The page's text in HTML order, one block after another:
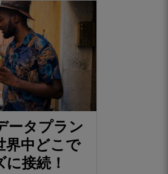
ータプラン
界中どこで
接続！